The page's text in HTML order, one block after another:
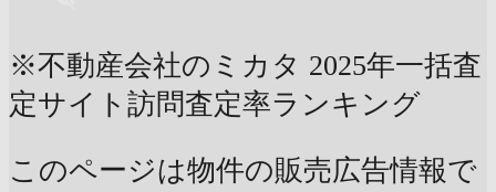
※不動産会社のミカタ 2025年一括査
定サイト訪問査定率ランキング
このページは物件の販売広告情報で